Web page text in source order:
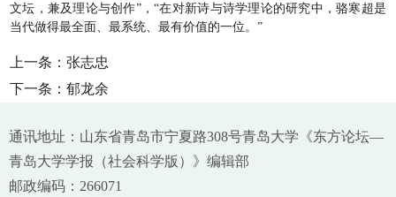
文坛，兼及理论与创作”，“在对新诗与诗学理论的研究中，骆寒超是
当代做得最全面、最系统、最有价值的一位。”
上一条：张志忠
下一条：郁龙余
通讯地址：山东省青岛市宁夏路308号青岛大学《东方论坛—
青岛大学学报（社会科学版）》编辑部
邮政编码：266071